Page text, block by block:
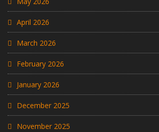
April 2026
March 2026
February 2026
January 2026
December 2025
November 2025